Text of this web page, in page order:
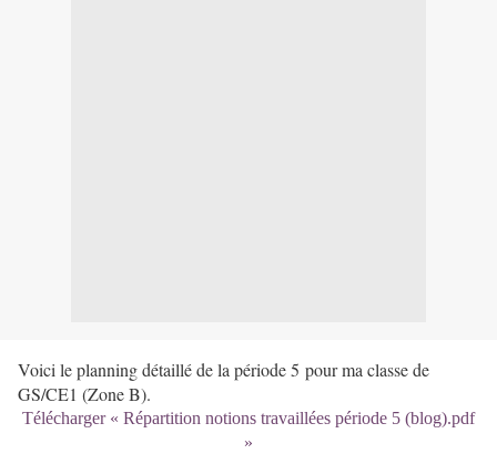
Voici le planning détaillé de la période 5 pour ma classe de
GS/CE1 (Zone B).
Télécharger « Répartition notions travaillées période 5 (blog).pdf
»